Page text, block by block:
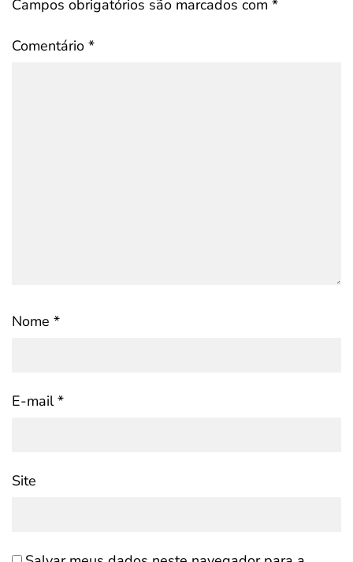
Campos obrigatórios são marcados com *
Comentário *
Nome *
E-mail*
Site